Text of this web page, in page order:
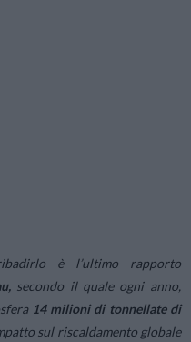
è l’ultimo rapporto
secondo il quale ogni anno,
14 milioni di tonnellate di
sul riscaldamento globale